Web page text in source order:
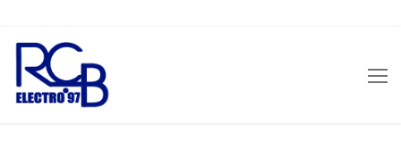
Sari
conținut